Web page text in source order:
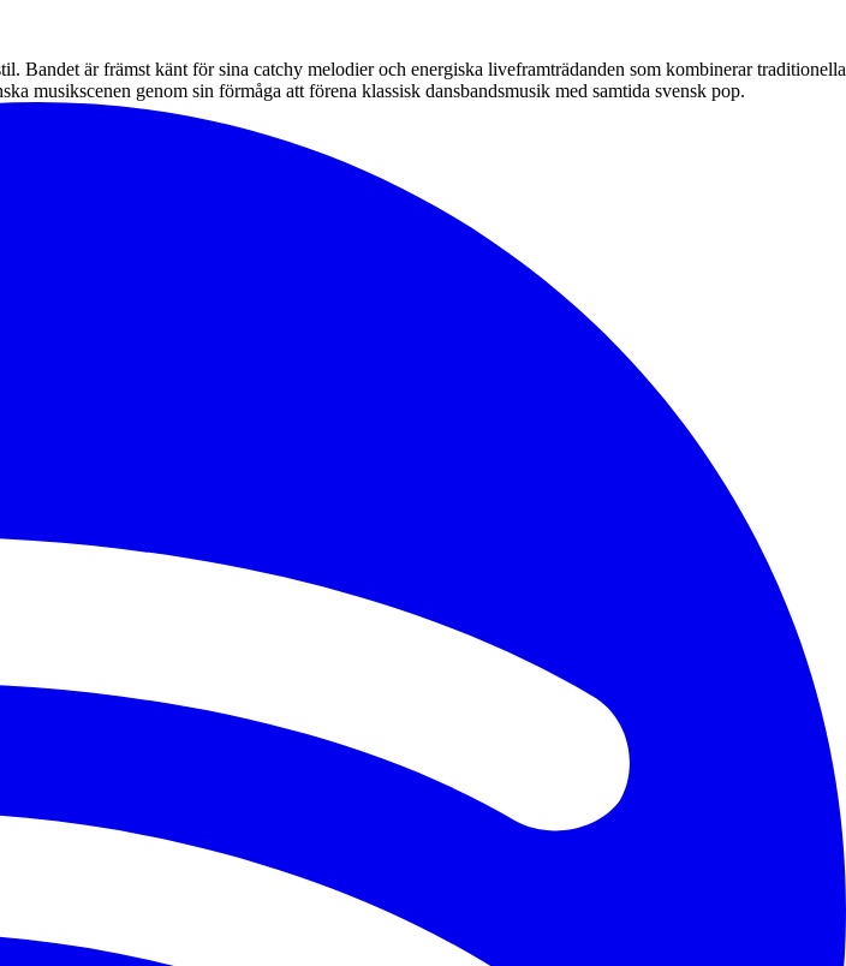
Bandet är främst känt för sina catchy melodier och energiska liveframträdanden som kombinerar traditionella
musikscenen genom sin förmåga att förena klassisk dansbandsmusik med samtida svensk pop.